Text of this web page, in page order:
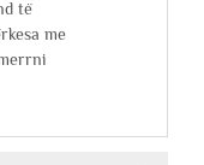
të
me